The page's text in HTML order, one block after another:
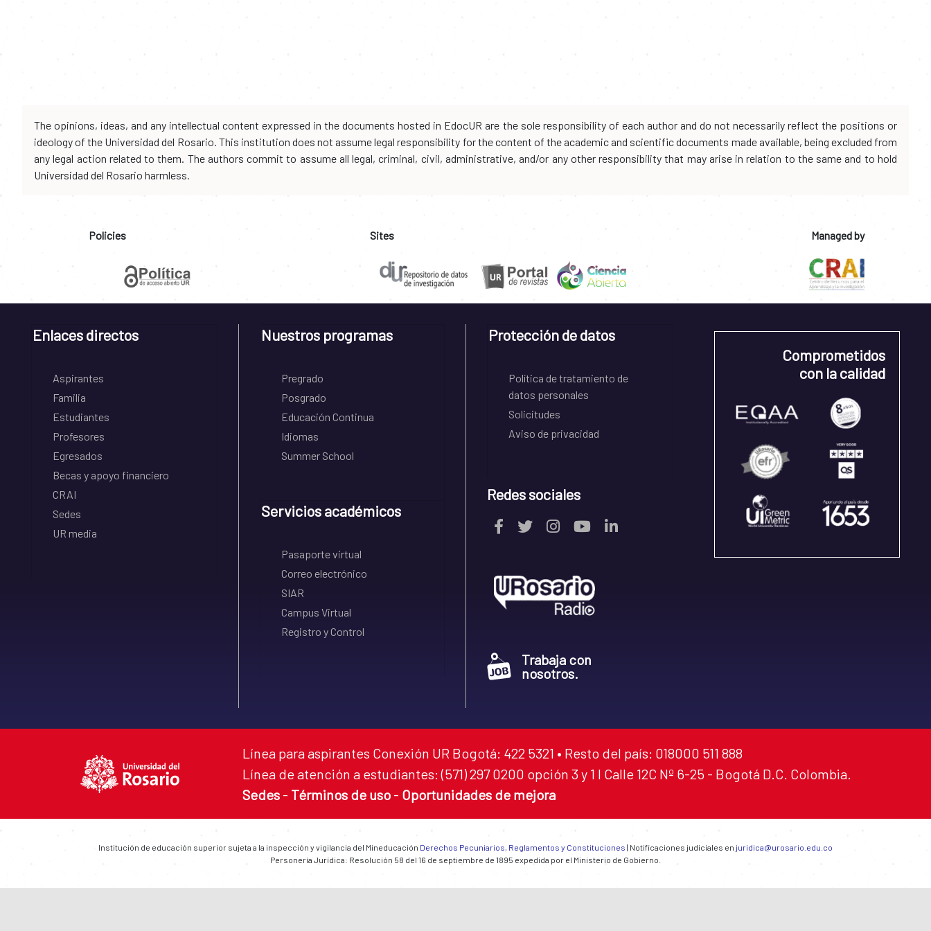
The opinions, ideas, and any intellectual content expressed in the documents hosted in EdocUR are the sole responsibility of each author and do not necessarily reflect the positions or
ideology of the Universidad del Rosario. This institution does not assume legal responsibility for the content of the academic and scientific documents made available, being excluded from
any legal action related to them. The authors commit to assume all legal, criminal, civil, administrative, and/or any other responsibility that may arise in relation to the same and to hold
Universidad del Rosario harmless.
Policies Sites Managed by
Enlaces directos
Aspirantes
Familia
Estudiantes
Profesores
Egresados
Becas y apoyo financiero
CRAI
Sedes
UR media
Nuestros programas
Pregrado
Posgrado
Educación Continua
Idiomas
Summer School
Servicios académicos
Pasaporte virtual
Correo electrónico
SIAR
Campus Virtual
Registro y Control
Protección de datos
Política de tratamiento de
datos personales
Solicitudes
Aviso de privacidad
Redes sociales
Trabaja con
nosotros.
Comprometidos
con la calidad
Línea para aspirantes Conexión UR Bogotá: 422 5321 • Resto del país: 018000 511 888
Línea de atención a estudiantes: (571) 297 0200 opción 3 y 1 I Calle 12C Nº 6-25 - Bogotá D.C. Colombia.
Sedes - Términos de uso - Oportunidades de mejora
Institución de educación superior sujeta a la inspección y vigilancia del Mineducación Derechos Pecuniarios, Reglamentos y Constituciones | Notificaciones judiciales en juridica@urosario.edu.co
Personería Jurídica: Resolución 58 del 16 de septiembre de 1895 expedida por el Ministerio de Gobierno.